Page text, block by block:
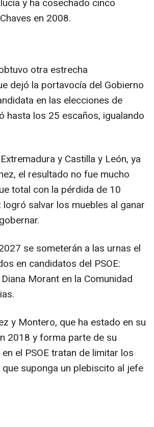
y ha cosechado cinco
en 2008.
otra estrecha
dejó la portavocía del Gobierno
en las elecciones de
hasta los 25 escaños, igualando
y Castilla y León, ya
el resultado no fue mucho
total con la pérdida de 10
salvar los muebles al ganar
se someterán a las urnas el
en candidatos del PSOE:
Morant en la Comunidad
y Montero, que ha estado en su
2018 y forma parte de su
el PSOE tratan de limitar los
suponga un plebiscito al jefe